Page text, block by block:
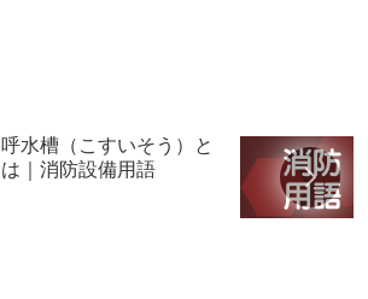
呼水槽（こすいそう）と
は｜消防設備用語